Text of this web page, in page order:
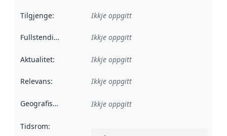
Tilgjenge: Ikkje oppgitt
Fullstendigheit Ikkje oppgitt
Aktualitet: Ikkje oppgitt
Relevans: Ikkje oppgitt
Geografisk område Ikkje oppgitt
Tidsrom: